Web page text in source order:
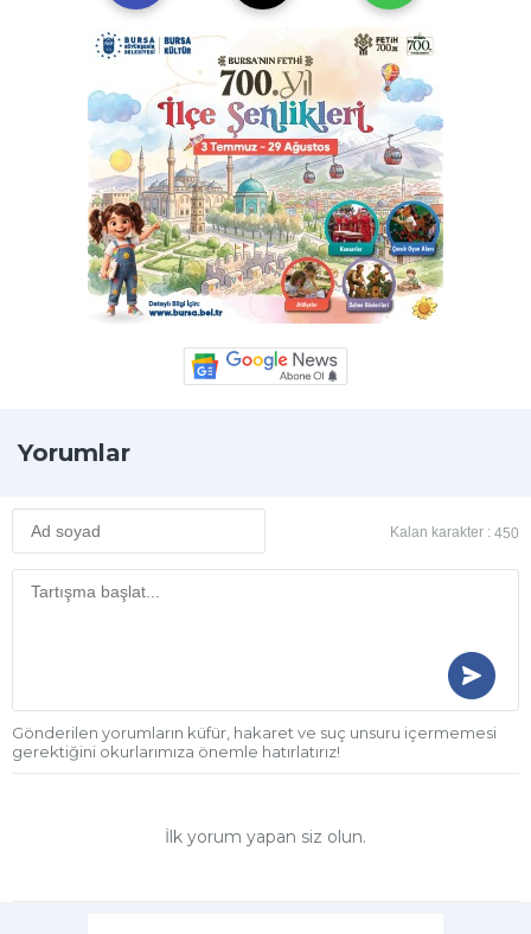
Yorumlar
Kalan karakter : 450
Gönderilen yorumların küfür, hakaret ve suç unsuru içermemesi
gerektiğini okurlarımıza önemle hatırlatırız!
İlk yorum yapan siz olun.